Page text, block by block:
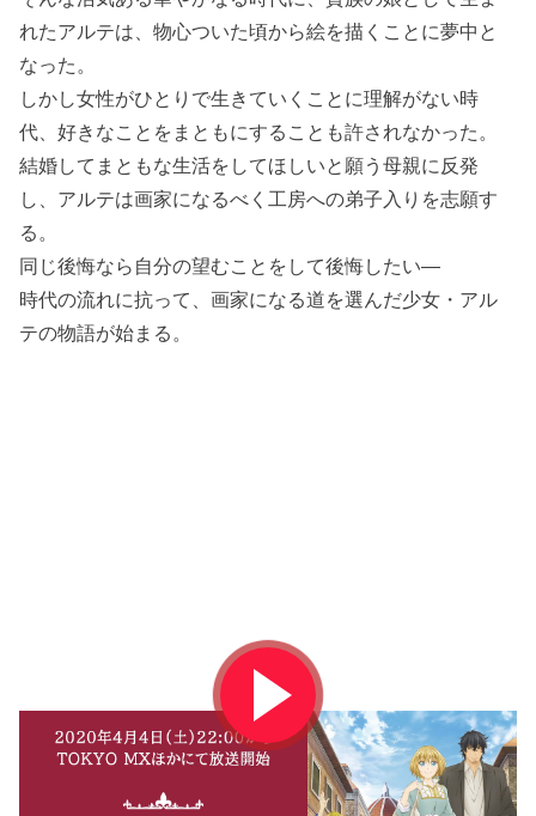
れたアルテは、物心ついた頃から絵を描くことに夢中と
なった。
しかし女性がひとりで生きていくことに理解がない時
代、好きなことをまともにすることも許されなかった。
結婚してまともな生活をしてほしいと願う母親に反発
し、アルテは画家になるべく工房への弟子入りを志願す
る。
同じ後悔なら自分の望むことをして後悔したい―
時代の流れに抗って、画家になる道を選んだ少女・アル
テの物語が始まる。